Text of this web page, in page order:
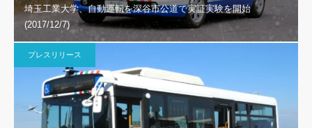
埼玉工業大学、自動運転を深谷市公道で実証実験を開始
(2017/12/7)
プレスリリース